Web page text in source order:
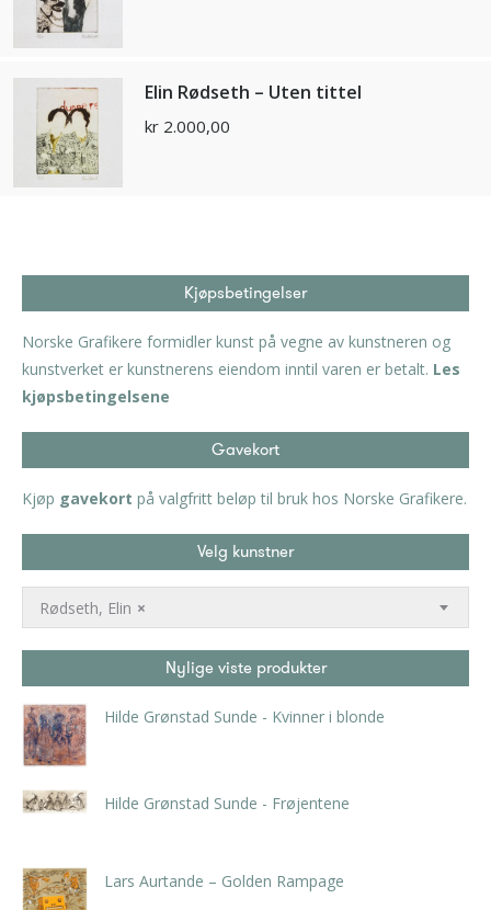
Elin Rødseth – Uten tittel
kr 2.000,00
Kjøpsbetingelser
Norske Grafikere formidler kunst på vegne av kunstneren og
kunstverket er kunstnerens eiendom inntil varen er betalt. Les
kjøpsbetingelsene
Gavekort
Kjøp gavekort på valgfritt beløp til bruk hos Norske Grafikere.
Velg kunstner
×
Rødseth, Elin
Nylige viste produkter
Hilde Grønstad Sunde - Kvinner i blonde
Hilde Grønstad Sunde - Frøjentene
Lars Aurtande – Golden Rampage